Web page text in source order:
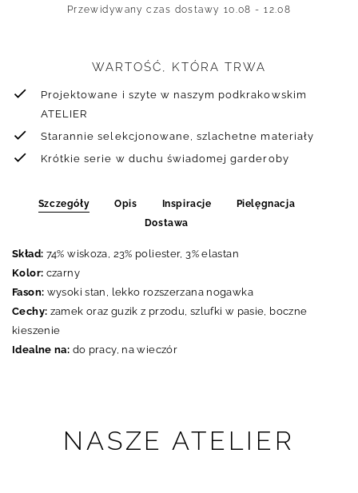
Przewidywany czas dostawy 10.08 - 12.08
WARTOŚĆ, KTÓRA TRWA
Projektowane i szyte w naszym podkrakowskim
ATELIER
Starannie selekcjonowane, szlachetne materiały
Krótkie serie w duchu świadomej garderoby
Szczegóły Opis Inspiracje
Pielęgnacja
Dostawa
Skład: 74% wiskoza, 23% poliester, 3% elastan
Kolor: czarny
Fason: wysoki stan, lekko rozszerzana nogawka
Cechy: zamek oraz guzik z przodu, szlufki w pasie, boczne
kieszenie
Idealne na: do pracy, na wieczór
NASZE ATELIER